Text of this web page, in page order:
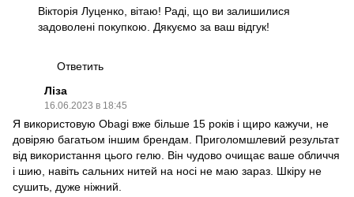
Вікторія Луценко, вітаю! Раді, що ви залишилися
задоволені покупкою. Дякуємо за ваш відгук!
Ответить
Ліза
16.06.2023 в 18:45
Я використовую Obagi вже більше 15 років і щиро кажучи, не
довіряю багатьом іншим брендам. Приголомшлевий результат
від використання цього гелю. Він чудово очищає ваше обличчя
і шию, навіть сальних нитей на носі не маю зараз. Шкіру не
сушить, дуже ніжний.